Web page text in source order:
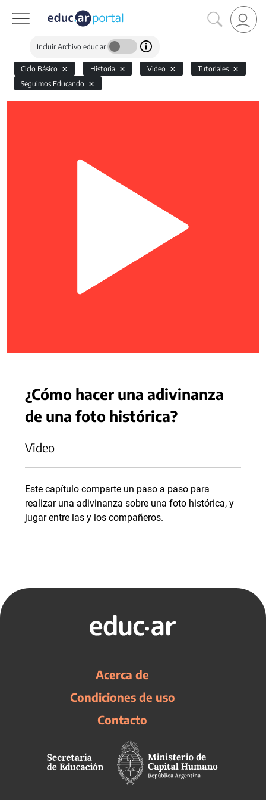
Incluir Archivo educ.ar
Ciclo Básico Historia Video
Tutoriales
Seguimos Educando
¿Cómo hacer una adivinanza
de una foto histórica?
Video
Este capítulo comparte un paso a paso para
realizar una adivinanza sobre una foto histórica, y
jugar entre las y los compañeros.
Acerca de
Condiciones de uso
Contacto